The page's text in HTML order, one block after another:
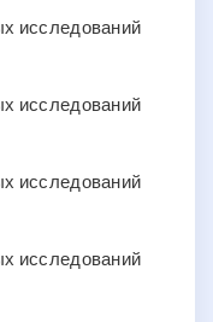
исследований
исследований
исследований
исследований